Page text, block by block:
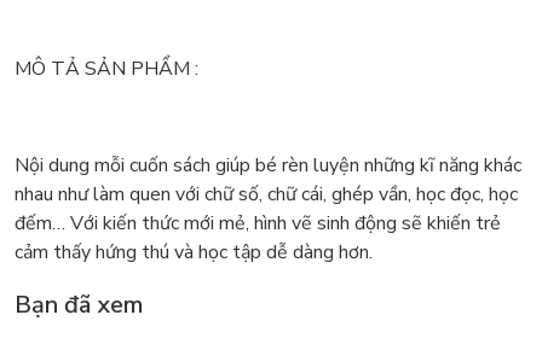
MÔ TẢ SẢN PHẨM :
Nội dung mỗi cuốn sách giúp bé rèn luyện những kĩ năng khác
nhau như làm quen với chữ số, chữ cái, ghép vần, học đọc, học
đếm… Với kiến thức mới mẻ, hình vẽ sinh động sẽ khiến trẻ
cảm thấy hứng thú và học tập dễ dàng hơn.
Bạn đã xem